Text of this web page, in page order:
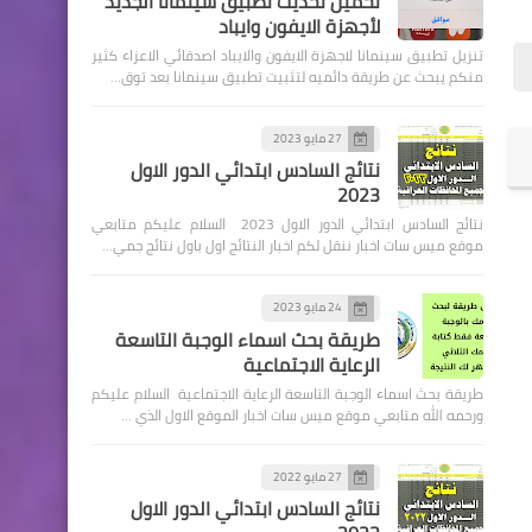
لأجهزة الايفون وايباد
تنزيل تطبيق سينمانا لاجهزة الايفون والايباد اصدقائي الاعزاء كثير
منكم يبحث عن طريقة دائميه لتثبيت تطبيق سينمانا بعد توق…
27 مايو 2023
نتائج السادس ابتدائي الدور الاول
2023
نتائج السادس ابتدائي الدور الاول 2023 السلام عليكم متابعي
موقع ميس سات اخبار ننقل لكم اخبار النتائج اول باول نتائج جمي…
24 مايو 2023
طريقة بحث اسماء الوجبة التاسعة
الرعاية الاجتماعية
طريقة بحث اسماء الوجبة التاسعة الرعاية الاجتماعية السلام عليكم
ورحمه الله متابعي موقع ميس سات اخبار الموقع الاول الذي …
27 مايو 2022
نتائج السادس ابتدائي الدور الاول
السلف والقروض
التعليمات والشروط المطلوبة
عند التقديم على السلف
الخاصة بالمتقاعدين
اخبارالطقس
العواصف الترابية كابوس يهدد
حلول قريبة.!